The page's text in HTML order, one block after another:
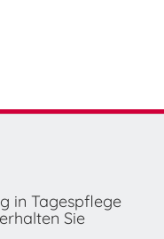
in Tagespflege
Sie